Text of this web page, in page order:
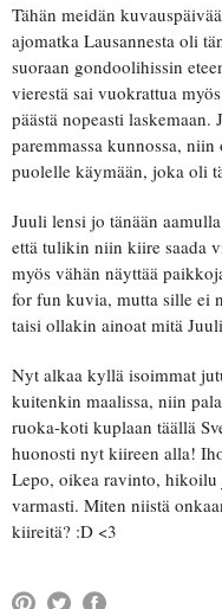
Tähän meidän
ajomatka Lausannesta oli
suoraan gondoolihissin
vierestä sai vuokrattua
päästä nopeasti
paremmassa kunnossa,
puolelle käymään, joka oli
Juuli lensi jo tänään
että tulikin niin kiire saada
myös vähän näyttää
for fun kuvia, mutta sille ei
taisi ollakin ainoat mitä
Nyt alkaa kyllä isoimmat
kuitenkin maalissa, niin
ruoka-koti kuplaan täällä
huonosti nyt kiireen alla!
Lepo, oikea ravinto, hikoilu
varmasti. Miten niistä
kiireitä? :D <3